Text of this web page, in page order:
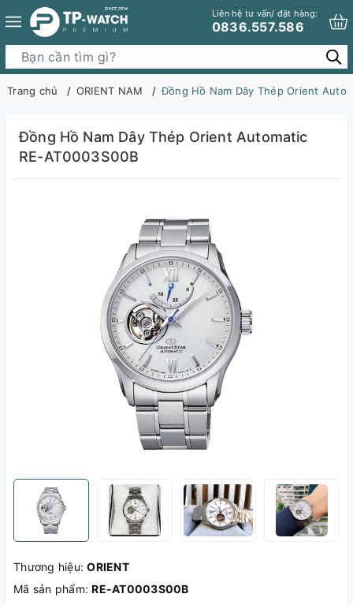
Liên hệ tư vấn/ đặt hàng:
0836.557.586
Trang chủ ORIENT NAM Đồng Hồ Nam Dây Thép Orient
Đồng Hồ Nam Dây Thép Orient Automatic
RE-AT0003S00B
Thương hiệu:ORIENT
Mã sản phẩm:RE-AT0003S00B